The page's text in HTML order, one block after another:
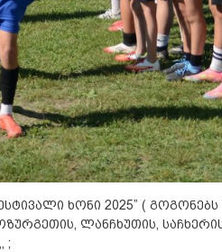
ხონი 2025” (
ლანჩხუთის,
;